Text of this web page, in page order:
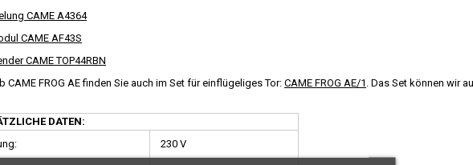
CAME A4364
CAME AF43S
CAME TOP44RBN
CAME FROG AE finden Sie auch im Set für einflügeliges Tor: CAME FROG AE/1 . Das Set können wir
DATEN:
230 V